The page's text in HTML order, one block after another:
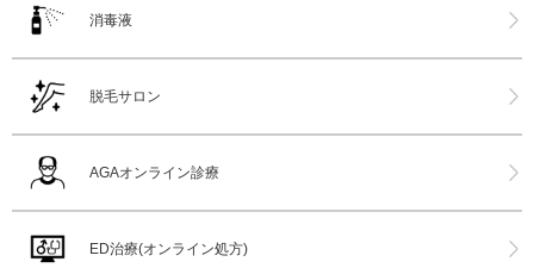
消毒液
脱毛サロン
AGAオンライン診療
ED治療(オンライン処方)